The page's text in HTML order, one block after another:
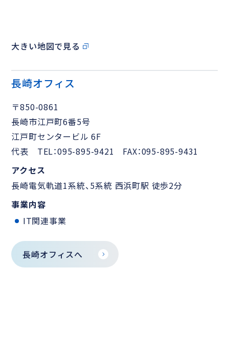
大きい地図で見る
長崎オフィス
〒850-0861
長崎市江戸町6番5号
江戸町センタービル 6F
代表 TEL：095-895-9421 FAX：095-895-9431
アクセス
長崎電気軌道1系統、5系統 西浜町駅 徒歩2分
事業内容
IT関連事業
長崎オフィスへ